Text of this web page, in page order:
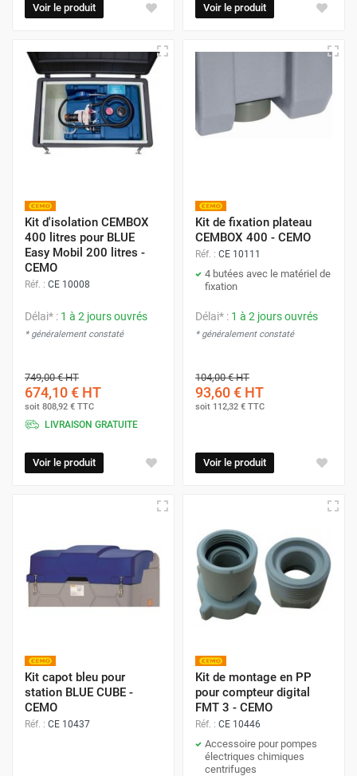
Voir le produit Voir le produit
Kit d'isolation CEMBOX
400 litres pour BLUE
Easy Mobil 200 litres -
CEMO
Réf. : CE 10008
Délai* : 1 à 2 jours ouvrés
* généralement constaté
749,00 €HT
674,10 € HT
soit 808,92 € TTC
LIVRAISON GRATUITE
Voir le produit
Kit de fixation plateau
CEMBOX 400 - CEMO
Réf. : CE 10111
4 butées avec le matériel de
fixation
Délai* : 1 à 2 jours ouvrés
* généralement constaté
104,00 €HT
93,60 € HT
soit 112,32 € TTC
Voir le produit
Kit capot bleu pour
station BLUE CUBE -
CEMO
Réf. : CE 10437
Kit de montage en PP
pour compteur digital
FMT 3 - CEMO
Réf. : CE 10446
Accessoire pour pompes
électriques chimiques
centrifuges